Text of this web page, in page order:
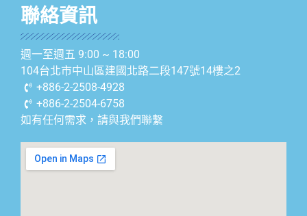
聯絡資訊
週一至週五 9:00 ~ 18:00
104台北市中山區建國北路二段147號14樓之2
+886-2-2508-4928
+886-2-2504-6758
如有任何需求，請與我們聯繫